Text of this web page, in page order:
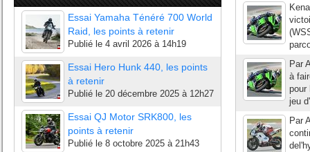
Essai Yamaha Ténéré 700 World
Raid, les points à retenir
Publié le 4 avril 2026 à 14h19
Essai Hero Hunk 440, les points
à retenir
Publié le 20 décembre 2025 à 12h27
Essai QJ Motor SRK800, les
points à retenir
Publié le 8 octobre 2025 à 21h43
Par
à
pour
jeu
Par